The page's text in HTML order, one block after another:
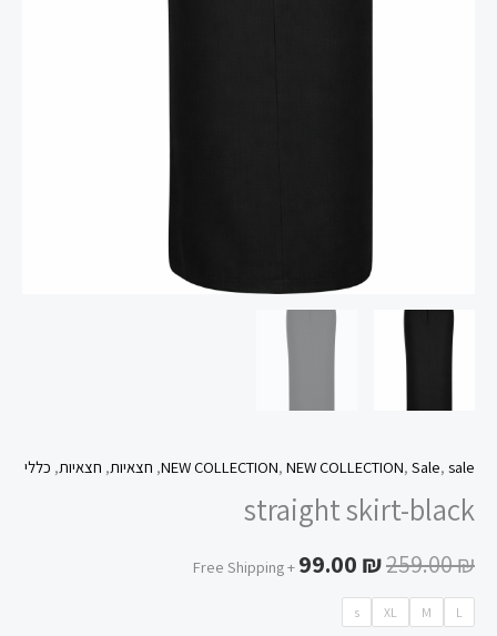
NEW COLLECTION, NEW COLLECTION, Sale, sale
, חצאיות, חצאיות, כללי
straight skirt-black
259.00₪
99.00 ₪
+ Free Shipping
L
M
XL
s